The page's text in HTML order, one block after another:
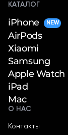
КАТАЛОГ
iPhone NEW
AirPods
Xiaomi
Samsung
Apple Watch
iPad
Mac
О НАС
Контакты